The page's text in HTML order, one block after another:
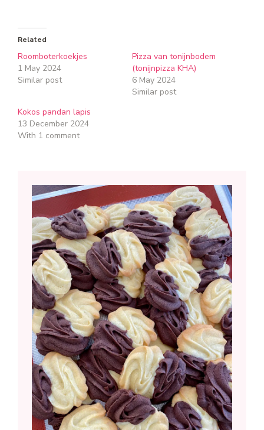
Related
Roomboterkoekjes
1 May 2024
Similar post
Pizza van tonijnbodem
(tonijnpizza KHA)
6 May 2024
Similar post
Kokos pandan lapis
13 December 2024
With 1 comment